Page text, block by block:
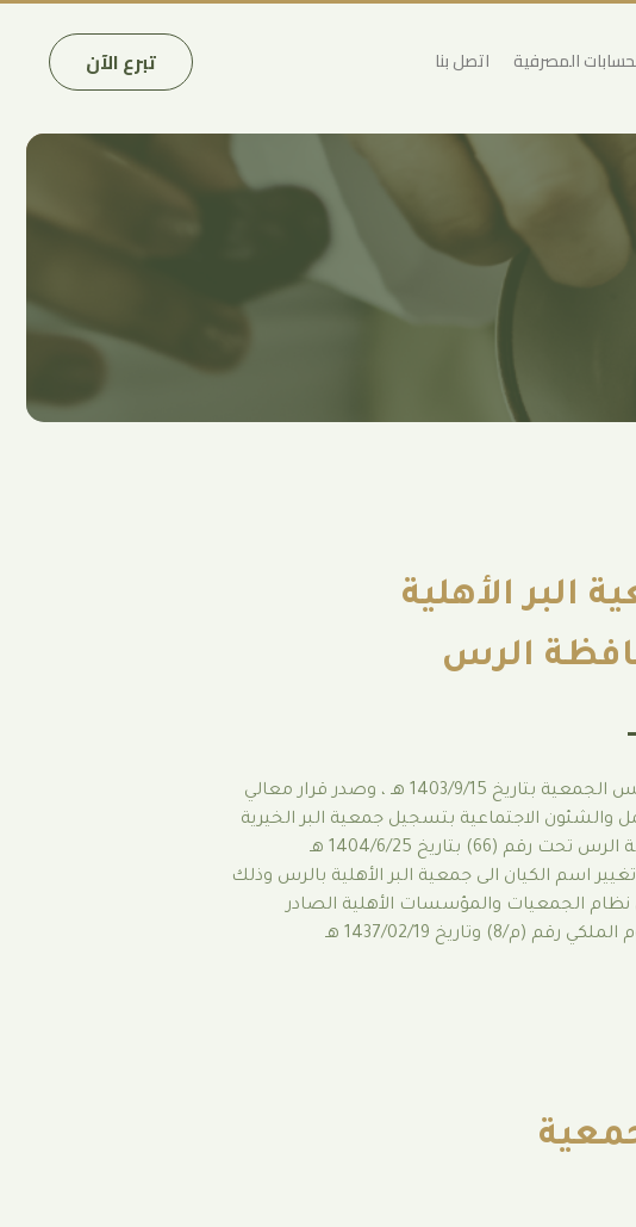
المصرفية اتصل بنا تبرع الآن
البر الأهلية
الرس
تم تأسيس الجمعية بتاريخ 1403/9/15 هـ ، وصدر قرار معالي
والشئون الاجتماعية بتسجيل جمعية البر الخيرية
بمحافظة الرس تحت رقم (66) بتاريخ 1404/6/25 هـ
اسم الكيان الى جمعية البر الأهلية بالرس وذلك
نظام الجمعيات والمؤسسات الأهلية الصادر
رقم (م/8) وتاريخ
1437/02/19 هـ